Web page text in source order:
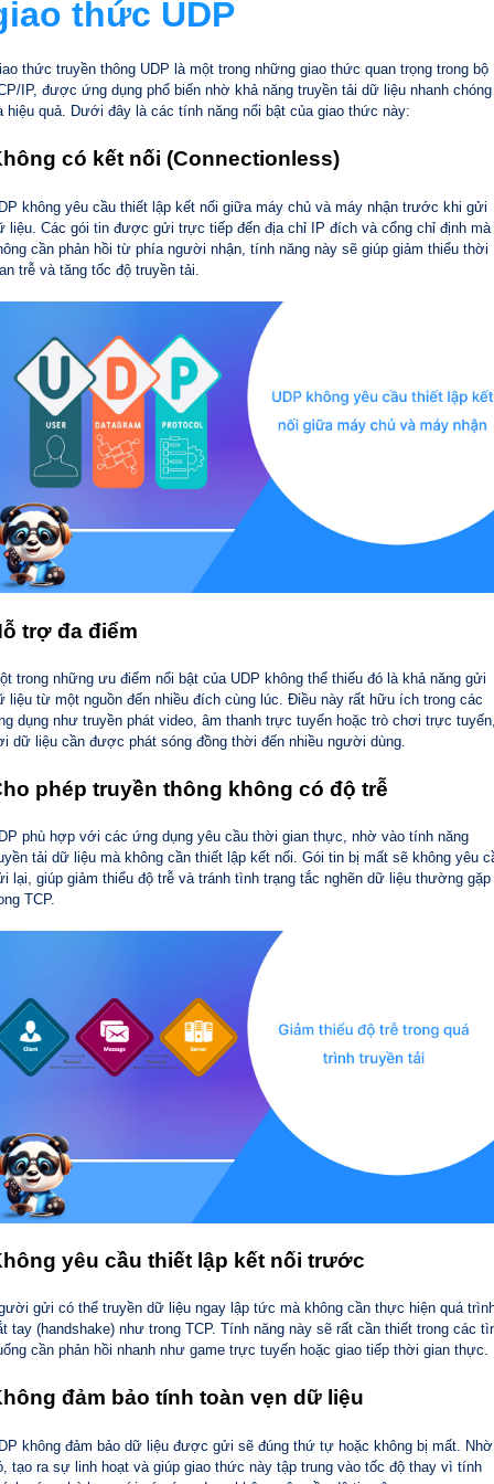
thức UDP
thức truyền thông UDP là một trong những giao thức quan trọng trong bộ
IP, được ứng dụng phổ biến nhờ khả năng truyền tải dữ liệu nhanh chóng
hiệu quả. Dưới đây là các tính năng nổi bật của giao thức này:
có kết nối (Connectionless)
không yêu cầu thiết lập kết nối giữa máy chủ và máy nhận trước khi gửi
liệu. Các gói tin được gửi trực tiếp đến địa chỉ IP đích và cổng chỉ định mà
cần phản hồi từ phía người nhận, tính năng này sẽ giúp giảm thiểu thời
trễ và tăng tốc độ truyền tải.
trợ đa điểm
trong những ưu điểm nổi bật của UDP không thể thiếu đó là khả năng gửi
liệu từ một nguồn đến nhiều đích cùng lúc. Điều này rất hữu ích trong các
dụng như truyền phát video, âm thanh trực tuyến hoặc trò chơi trực
dữ liệu cần được phát sóng đồng thời đến nhiều người dùng.
phép truyền thông không có độ trễ
phù hợp với các ứng dụng yêu cầu thời gian thực, nhờ vào tính năng
tải dữ liệu mà không cần thiết lập kết nối. Gói tin bị mất sẽ không yêu
lại, giúp giảm thiểu độ trễ và tránh tình trạng tắc nghẽn dữ liệu thường gặp
TCP.
yêu cầu thiết lập kết nối trước
gửi có thể truyền dữ liệu ngay lập tức mà không cần thực hiện quá
tay (handshake) như trong TCP. Tính năng này sẽ rất cần thiết trong các
cần phản hồi nhanh như game trực tuyến hoặc giao tiếp thời gian thực.
đảm bảo tính toàn vẹn dữ liệu
không đảm bảo dữ liệu được gửi sẽ đúng thứ tự hoặc không bị mất. Nhờ
tạo ra sự linh hoạt và giúp giao thức này tập trung vào tốc độ thay vì tính